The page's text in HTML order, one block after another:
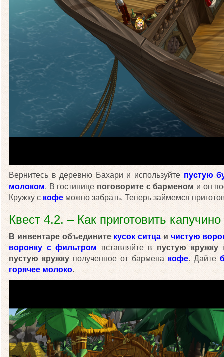
Вернитесь в деревню Бахари и используйте пустую
молоком. В гостинице поговорите с барменом и он
Кружку с кофе можно забрать. Теперь займемся
Квест 4.2. – Как приготовить
В инвентаре объедините кусок ситца и чистую
воронку с фильтром вставляйте в пустую кружку
пустую кружку полученное от бармена кофе. Дайте
горячее молоко.